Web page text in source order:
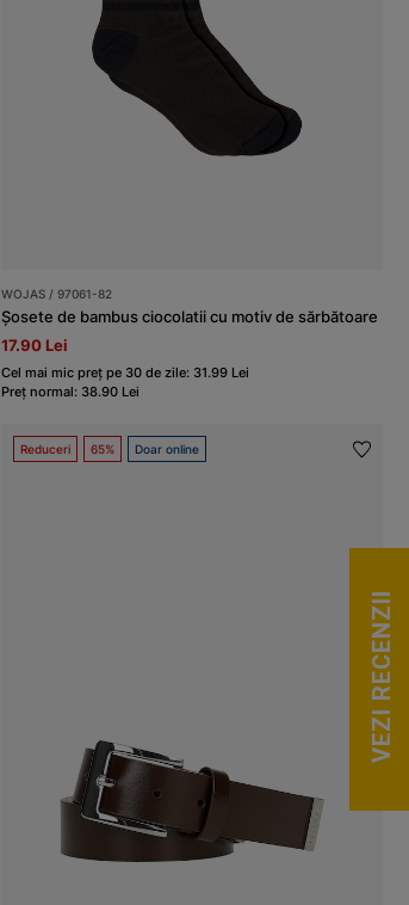
WOJAS / 97061-82
Șosete de bambus ciocolatii cu motiv de sărbătoare
17.90 Lei
Cel mai mic preț pe 30 de zile: 31.99 Lei
Preț normal: 38.90 Lei
Reduceri 65% Doar online
VEZI RECENZII